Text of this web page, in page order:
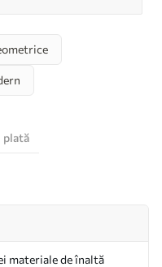
plată
materiale de înaltă